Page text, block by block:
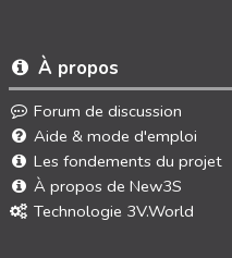
À propos
Forum de discussion
Aide & mode d'emploi
Les fondements du projet
À propos de New3S
Technologie 3V.World